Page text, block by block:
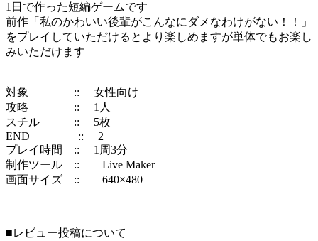
1日で作った短編ゲームです
前作「私のかわいい後輩がこんなにダメなわけがない！！」
をプレイしていただけるとより楽しめますが単体でもお楽し
みいただけます
対象 :: 女性向け
攻略 :: 1人
スチル :: 5枚
END :: 2
プレイ時間 :: 1周3分
制作ツール :: Live Maker
画面サイズ :: 640×480
■レビュー投稿について